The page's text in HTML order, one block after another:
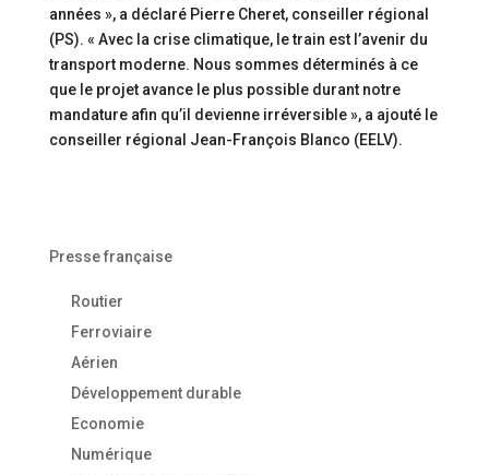
années », a déclaré Pierre Cheret, conseiller régional
(PS). « Avec la crise climatique, le train est l’avenir du
transport moderne. Nous sommes déterminés à ce
que le projet avance le plus possible durant notre
mandature afin qu’il devienne irréversible », a ajouté le
conseiller régional Jean-François Blanco (EELV).
Presse française
Routier
Ferroviaire
Aérien
Développement durable
Economie
Numérique